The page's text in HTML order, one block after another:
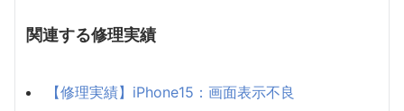
関連する修理実績
【修理実績】iPhone15：画面表示不良